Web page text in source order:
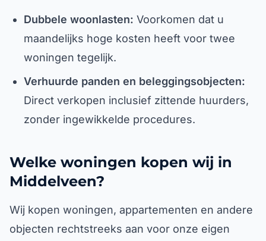
Dubbele woonlasten: Voorkomen dat u
maandelijks hoge kosten heeft voor twee
woningen tegelijk.
Verhuurde panden en beleggingsobjecten:
Direct verkopen inclusief zittende huurders,
zonder ingewikkelde procedures.
Welke woningen kopen wij in
Middelveen?
Wij kopen woningen, appartementen en andere
objecten rechtstreeks aan voor onze eigen